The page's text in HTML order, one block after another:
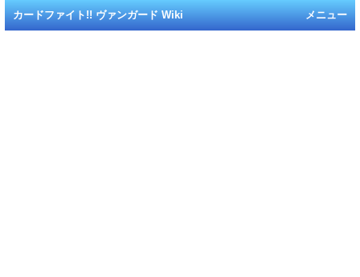
メニュー
カードファイト!! ヴァンガード Wiki